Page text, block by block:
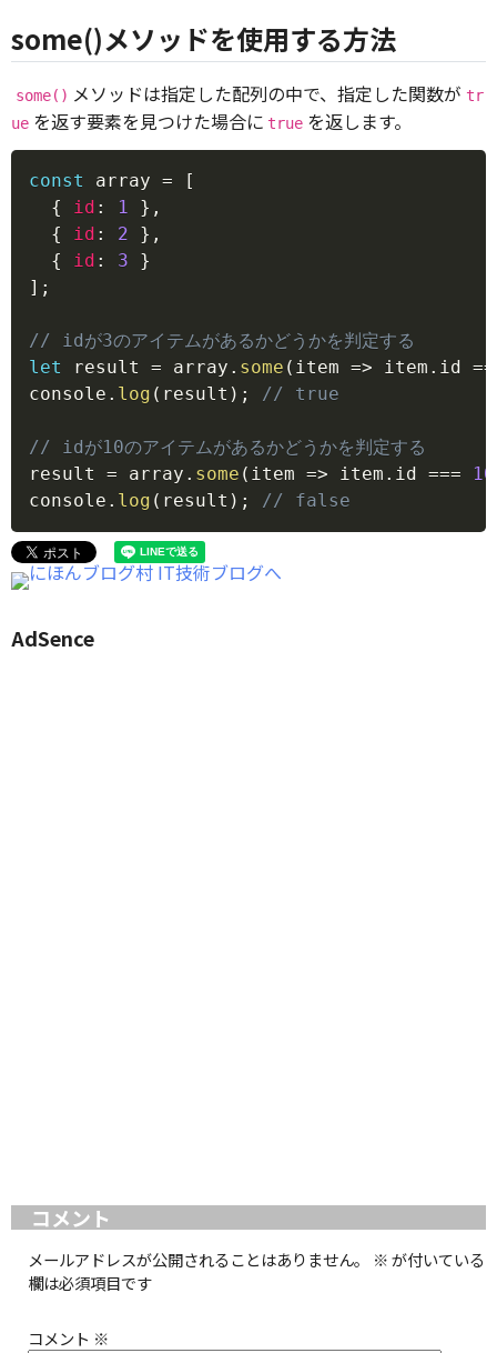
some()メソッドを使用する方法
some() メソッドは指定した配列の中で、指定した関数が tr
ue を返す要素を見つけた場合に true を返します。
const array =
[
{
id : 1 } ,
{
id : 2 } ,
{
id : 3
}
] ;
// idが3のアイテムがあるかどうかを判定する
let
result = array . some ( item => item . id
console . log ( result ) ; // true
// idが10のアイテムがあるかどうかを判定する
result = array . some ( item => item . id === 10
console . log ( result ) ; // false
AdSence
コメント
メールアドレスが公開されることはありません。 ※が付いている
欄は必須項目です
コメント ※